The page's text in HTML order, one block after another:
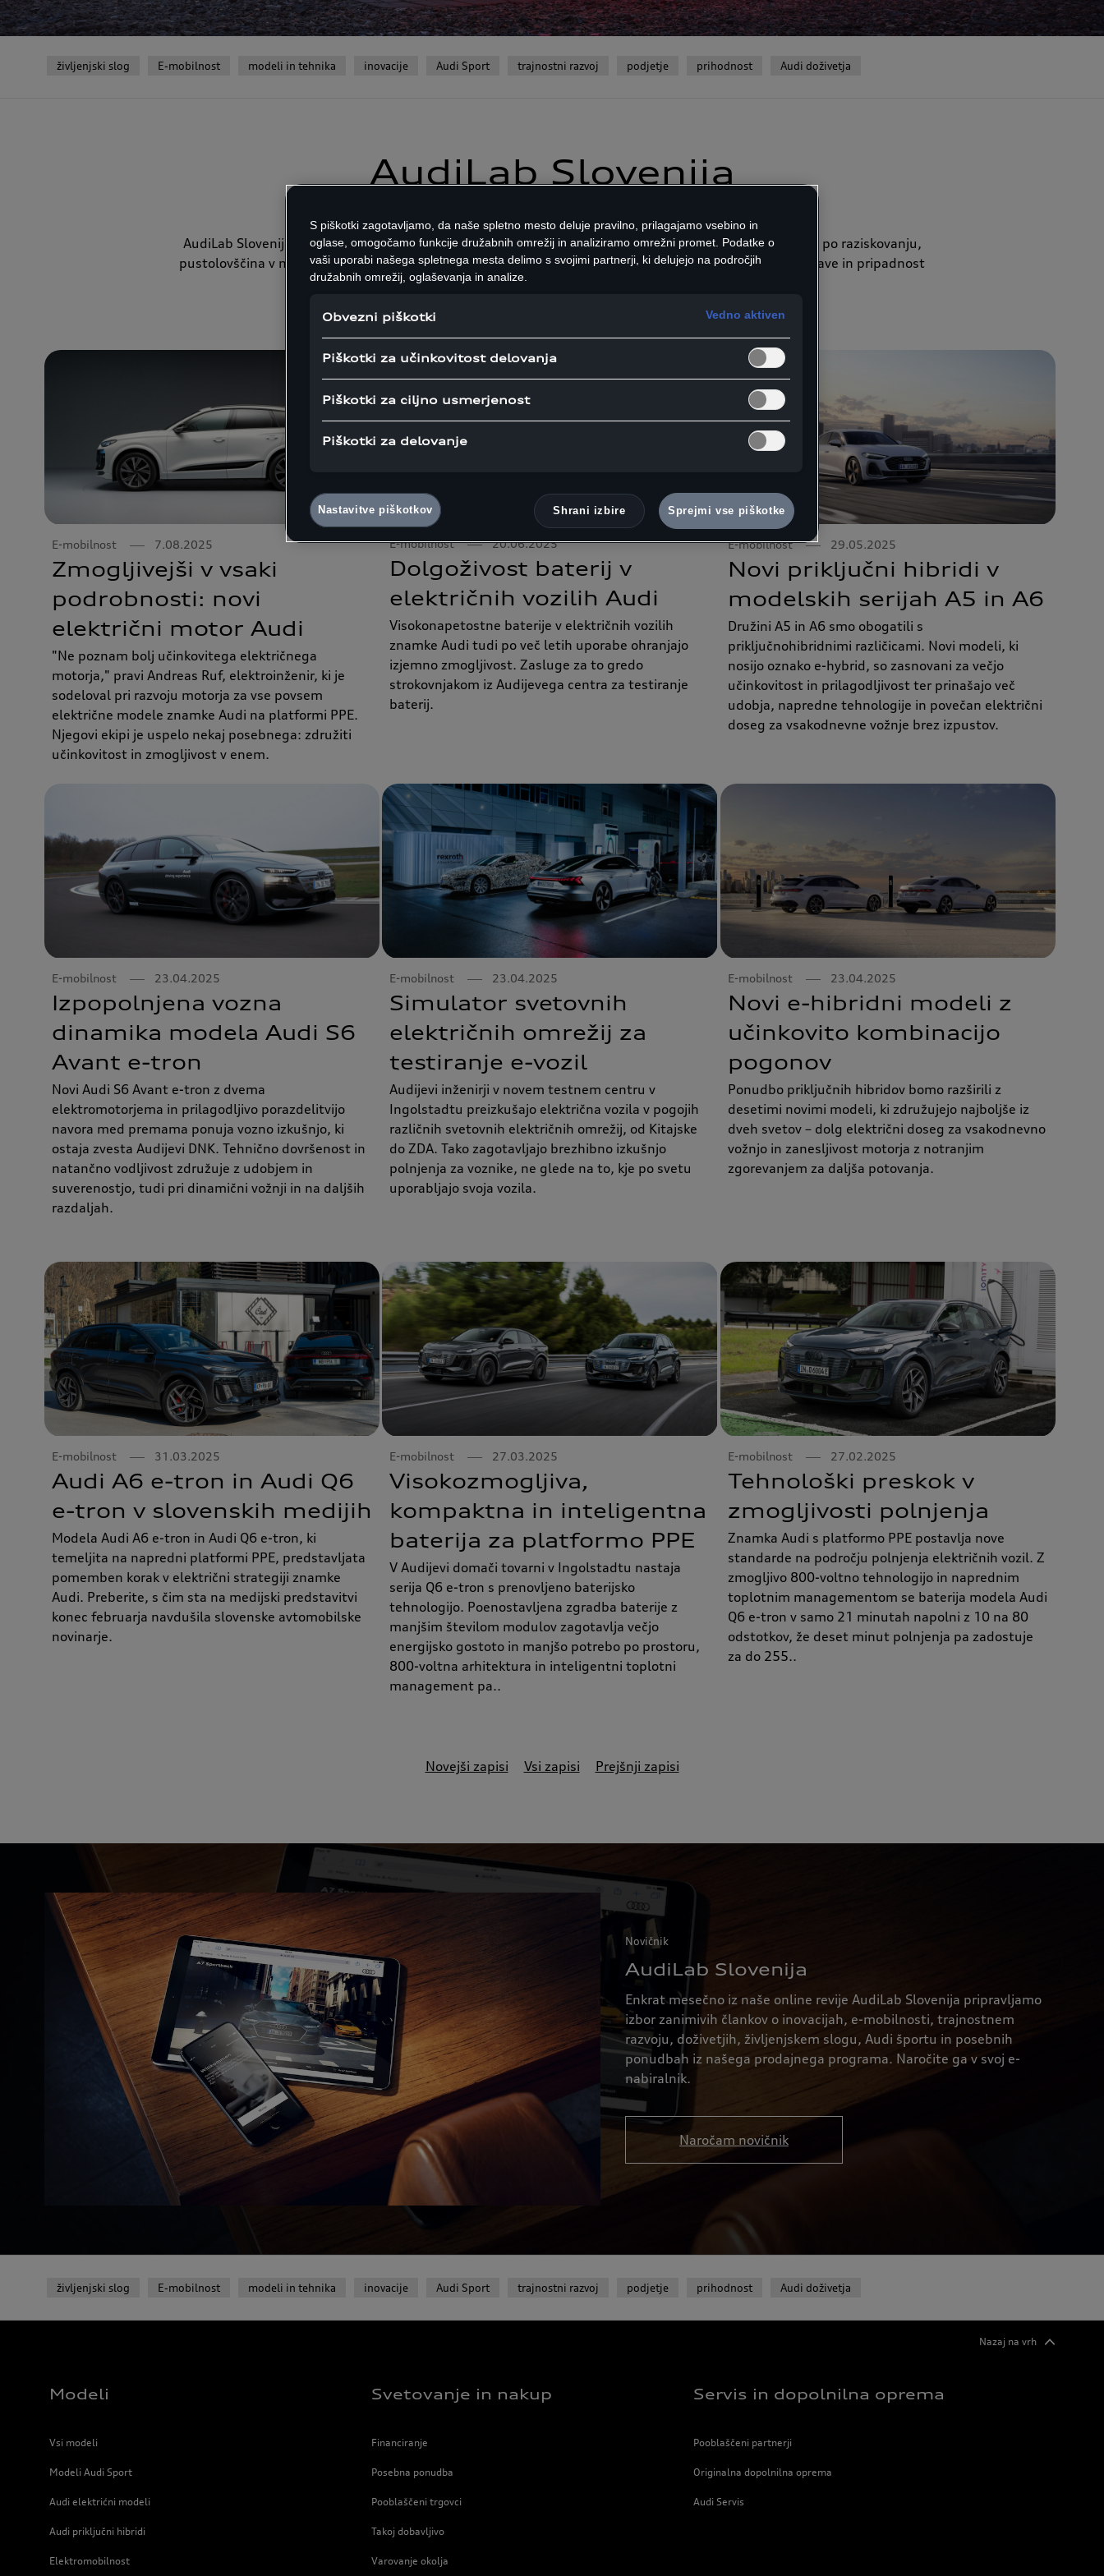
življenjski slog E-mobilnost modeli in tehnika inovacije Audi Sport trajnostni razvoj podjetje prihodnost Audi doživetja
AudiLab Slovenija
AudiLab Slovenija je laboratorij vsebin, ki se nam pri Audiju zdijo zanimive. Je pogled v prihodnost, želja po raziskovanju,
pustolovščina v neznano, drugačen pogled na mesta, so nenavadni ljudje, veter v laseh, vera v moč narave in pripadnost
veliki družini.
E-mobilnost 7.08.2025
Zmogljivejši v vsaki
podrobnosti: novi
električni motor Audi
"Ne poznam bolj učinkovitega električnega
motorja," pravi Andreas Ruf, elektroinženir, ki je
sodeloval pri razvoju motorja za vse povsem
električne modele znamke Audi na platformi PPE.
Njegovi ekipi je uspelo nekaj posebnega: združiti
učinkovitost in zmogljivost v enem.
E-mobilnost 20.06.2025
Dolgoživost baterij v
električnih vozilih Audi
Visokonapetostne baterije v električnih vozilih
znamke Audi tudi po več letih uporabe ohranjajo
izjemno zmogljivost. Zasluge za to gredo
strokovnjakom iz Audijevega centra za testiranje
baterij.
E-mobilnost 29.05.2025
Novi priključni hibridi v
modelskih serijah A5 in A6
Družini A5 in A6 smo obogatili s
priključnohibridnimi različicami. Novi modeli, ki
nosijo oznako e-hybrid, so zasnovani za večjo
učinkovitost in prilagodljivost ter prinašajo več
udobja, napredne tehnologije in povečan električni
doseg za vsakodnevne vožnje brez izpustov.
E-mobilnost 23.04.2025
Izpopolnjena vozna
dinamika modela Audi S6
Avant e-tron
Novi Audi S6 Avant e-tron z dvema
elektromotorjema in prilagodljivo porazdelitvijo
navora med premama ponuja vozno izkušnjo, ki
ostaja zvesta Audijevi DNK. Tehnično dovršenost in
natančno vodljivost združuje z udobjem in
suverenostjo, tudi pri dinamični vožnji in na daljših
razdaljah.
E-mobilnost 23.04.2025
Simulator svetovnih
električnih omrežij za
testiranje e-vozil
Audijevi inženirji v novem testnem centru v
Ingolstadtu preizkušajo električna vozila v pogojih
različnih svetovnih električnih omrežij, od Kitajske
do ZDA. Tako zagotavljajo brezhibno izkušnjo
polnjenja za voznike, ne glede na to, kje po svetu
uporabljajo svoja vozila.
E-mobilnost 23.04.2025
Novi e-hibridni modeli z
učinkovito kombinacijo
pogonov
Ponudbo priključnih hibridov bomo razširili z
desetimi novimi modeli, ki združujejo najboljše iz
dveh svetov – dolg električni doseg za vsakodnevno
vožnjo in zanesljivost motorja z notranjim
zgorevanjem za daljša potovanja.
E-mobilnost 31.03.2025
Audi A6 e-tron in Audi Q6
e-tron v slovenskih medijih
Modela Audi A6 e-tron in Audi Q6 e-tron, ki
temeljita na napredni platformi PPE, predstavljata
pomemben korak v električni strategiji znamke
Audi. Preberite, s čim sta na medijski predstavitvi
konec februarja navdušila slovenske avtomobilske
novinarje.
E-mobilnost 27.03.2025
Visokozmogljiva,
kompaktna in inteligentna
baterija za platformo PPE
V Audijevi domači tovarni v Ingolstadtu nastaja
serija Q6 e-tron s prenovljeno baterijsko
tehnologijo. Poenostavljena zgradba baterije z
manjšim številom modulov zagotavlja večjo
energijsko gostoto in manjšo potrebo po prostoru,
800-voltna arhitektura in inteligentni toplotni
management pa..
E-mobilnost 27.02.2025
Tehnološki preskok v
zmogljivosti polnjenja
Znamka Audi s platformo PPE postavlja nove
standarde na področju polnjenja električnih vozil. Z
zmogljivo 800-voltno tehnologijo in naprednim
toplotnim managementom se baterija modela Audi
Q6 e-tron v samo 21 minutah napolni z 10 na 80
odstotkov, že deset minut polnjenja pa zadostuje
za do 255..
Novejši zapisi Vsi zapisi Prejšnji zapisi
Novičnik
AudiLab Slovenija
Enkrat mesečno iz naše online revije AudiLab Slovenija pripravljamo
izbor zanimivih člankov o inovacijah, e-mobilnosti, trajnostnem
razvoju, doživetjih, življenjskem slogu, Audi športu in posebnih
ponudbah iz našega prodajnega programa. Naročite ga v svoj e-
nabiralnik.
Naročam novičnik
življenjski slog E-mobilnost modeli in tehnika inovacije Audi Sport trajnostni razvoj podjetje prihodnost Audi doživetja
Nazaj na vrh
Modeli
Vsi modeli
Modeli Audi Sport
Audi elektrićni modeli
Audi priključni hibridi
Elektromobilnost
Svetovanje in nakup
Financiranje
Posebna ponudba
Pooblaščeni trgovci
Takoj dobavljivo
Varovanje okolja
Servis in dopolnilna oprema
Pooblaščeni partnerji
Originalna dopolnilna oprema
Audi Servis
S piškotki zagotavljamo, da naše spletno mesto deluje pravilno, prilagajamo vsebino in
oglase, omogočamo funkcije družabnih omrežij in analiziramo omrežni promet. Podatke o
vaši uporabi našega spletnega mesta delimo s svojimi partnerji, ki delujejo na področjih
družabnih omrežij, oglaševanja in analize.
Obvezni piškotki Vedno aktiven
Piškotki za učinkovitost delovanja
Piškotki za ciljno usmerjenost
Piškotki za delovanje
Nastavitve piškotkov Shrani izbire Sprejmi vse piškotke